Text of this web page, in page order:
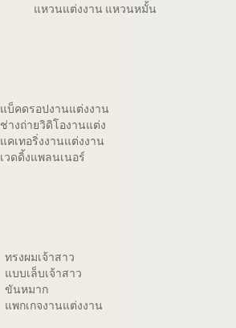
แหวนแต่งงาน แหวนหมั้น
แบ็คดรอปงานแต่งงาน
ช่างถ่ายวิดิโองานแต่ง
แคเทอริ่งงานแต่งงาน
เวดดิ้งแพลนเนอร์
ทรงผมเจ้าสาว
แบบเล็บเจ้าสาว
ขันหมาก
แพกเกจงานแต่งงาน